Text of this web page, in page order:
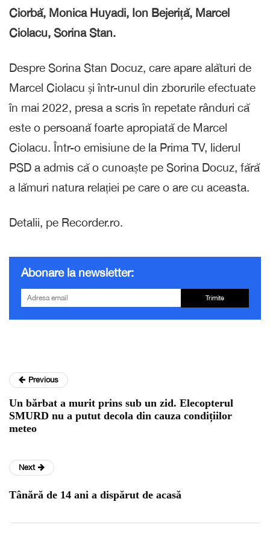
Ciorbă, Monica Huyadi, Ion Bejeriță, Marcel
Ciolacu, Sorina Stan.
Despre Sorina Stan Docuz, care apare alături de
Marcel Ciolacu și într-unul din zborurile efectuate
în mai 2022, presa a scris în repetate rânduri că
este o persoană foarte apropiată de Marcel
Ciolacu. Într-o emisiune de la Prima TV, liderul
PSD a admis că o cunoaște pe Sorina Docuz, fără
a lămuri natura relației pe care o are cu aceasta.
Detalii, pe Recorder.ro.
Abonare la newsletter:
Trimite
Previous
Un bărbat a murit prins sub un zid. Elecopterul
SMURD nu a putut decola din cauza condițiilor
meteo
Next
Tânără de 14 ani a dispărut de acasă